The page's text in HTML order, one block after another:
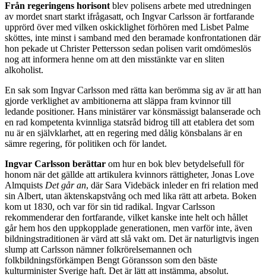
Från regeringens horisontblev polisens arbete med utredningen
av mordet snart starkt ifrågasatt, och Ingvar Carlsson är fortfarande
upprörd över med vilken oskicklighet förhören med Lisbet Palme
sköttes, inte minst i samband med den beramade konfrontationen där
hon pekade ut Christer Pettersson sedan polisen varit omdömeslös
nog att informera henne om att den misstänkte var en sliten
alkoholist.
En sak som Ingvar Carlsson med rätta kan berömma sig av är att han
gjorde verklighet av ambitionerna att släppa fram kvinnor till
ledande positioner. Hans ministärer var könsmässigt balanserade och
en rad kompetenta kvinnliga statsråd bidrog till att etablera det som
nu är en självklarhet, att en regering med dålig könsbalans är en
sämre regering, för politiken och för landet.
Ingvar Carlsson berättar om hur en bok blev betydelsefull för
honom när det gällde att artikulera kvinnors rättigheter, Jonas Love
Almquists Det går an, där Sara Videbäck inleder en fri relation med
sin Albert, utan äktenskapstvång och med lika rätt att arbeta. Boken
kom ut 1830, och var för sin tid radikal. Ingvar Carlsson
rekommenderar den fortfarande, vilket kanske inte helt och hållet
går hem hos den uppkopplade generationen, men varför inte, även
bildningstraditionen är värd att slå vakt om. Det är naturligtvis ingen
slump att Carlsson nämner folkrörelsemannen och
folkbildningsförkämpen Bengt Göransson som den bäste
kulturminister Sverige haft. Det är lätt att instämma, absolut.